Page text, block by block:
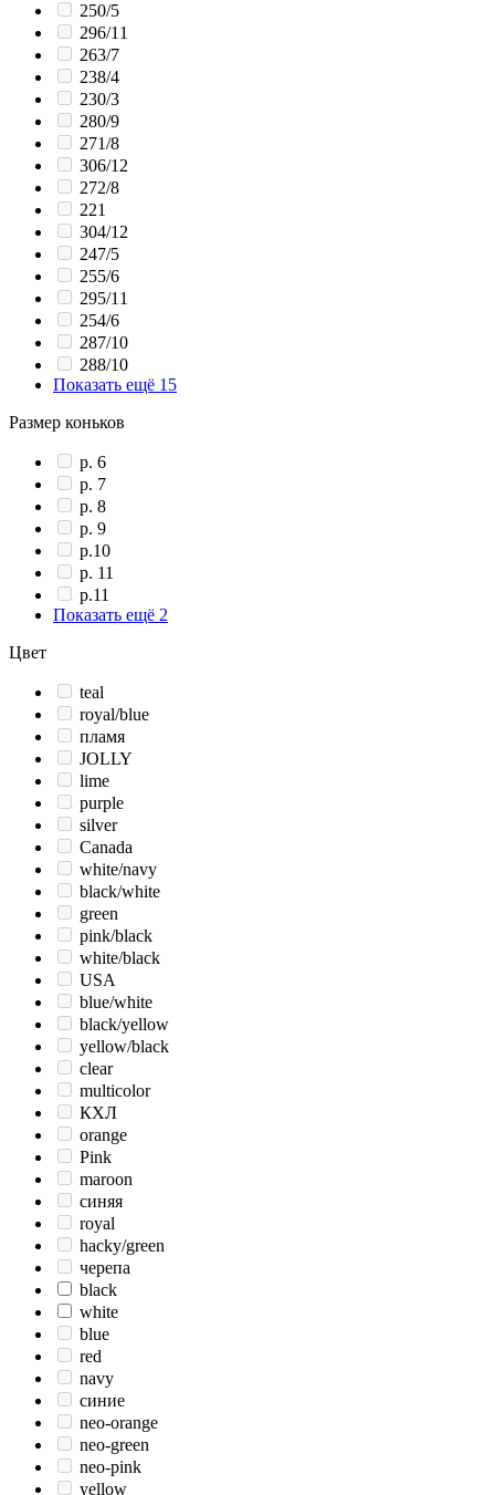
250/5
296/11
263/7
238/4
230/3
280/9
271/8
306/12
272/8
221
304/12
247/5
255/6
295/11
254/6
287/10
288/10
Показать ещё 15
Размер коньков
p. 6
p. 7
p. 8
p. 9
p.10
p. 11
p.11
Показать ещё 2
Цвет
teal
royal/blue
пламя
JOLLY
lime
purple
silver
Canada
white/navy
black/white
green
pink/black
white/black
USA
blue/white
black/yellow
yellow/black
clear
multicolor
КХЛ
orange
Pink
maroon
синяя
royal
hacky/green
черепа
black
white
blue
red
navy
синие
neo-orange
neo-green
neo-pink
yellow